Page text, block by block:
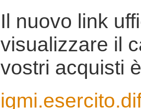
Il nuovo link
visualizzare il
vostri acquisti